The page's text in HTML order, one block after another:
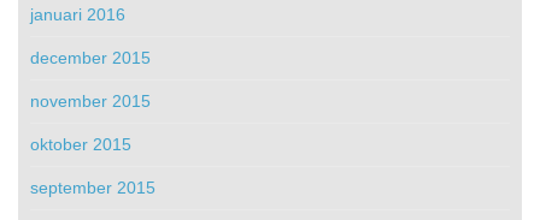
januari 2016
december 2015
november 2015
oktober 2015
september 2015